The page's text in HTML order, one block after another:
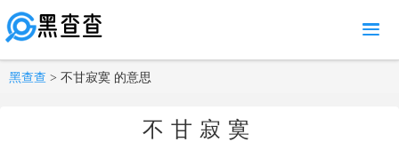
MENU
黑查查 > 不甘寂寞 的意思
不甘寂寞